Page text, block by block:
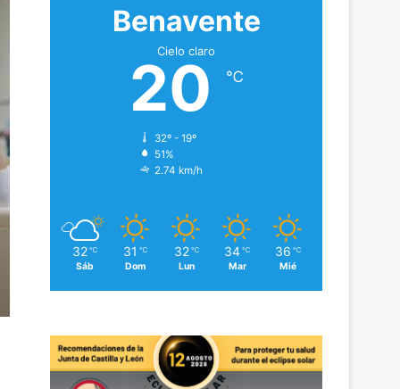
Benavente
Cielo claro
20 ℃
32º - 19º
51%
2.74 km/h
32 ℃
Sáb
31 ℃
Dom
32 ℃
Lun
34 ℃
Mar
36 ℃
Mié